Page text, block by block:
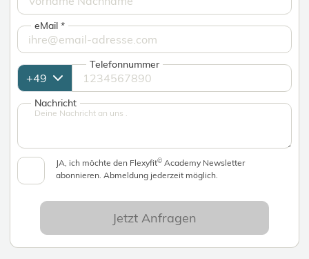
eMail*
Telefonnummer
Nachricht
JA, ich möchte den Flexyfit© Academy Newsletter
abonnieren. Abmeldung jederzeit möglich.
Jetzt Anfragen